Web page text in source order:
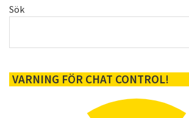
Primärt
Sök
VARNING FÖR CHAT CONTROL!